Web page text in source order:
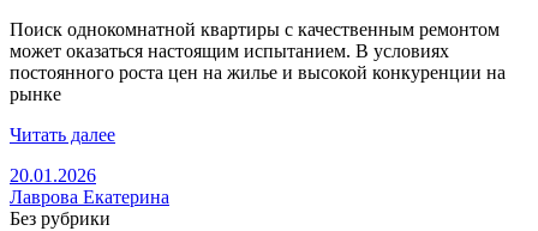
Поиск однокомнатной квартиры с качественным ремонтом
может оказаться настоящим испытанием. В условиях
постоянного роста цен на жилье и высокой конкуренции на
рынке
Читать далее
20.01.2026
Лаврова Екатерина
Без рубрики